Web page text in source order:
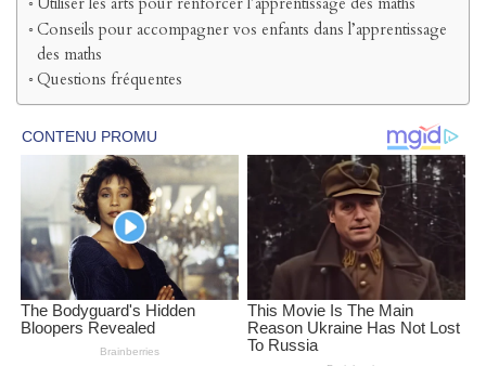
Conseils pour accompagner vos enfants dans l’apprentissage
des maths
Questions fréquentes